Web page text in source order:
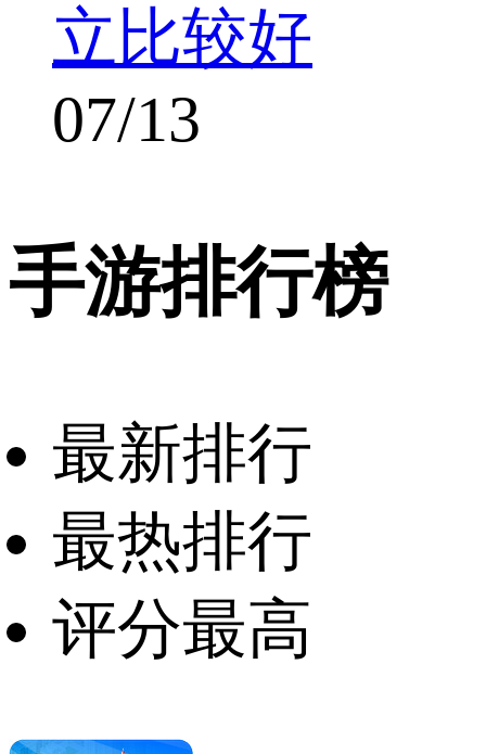
立比较好
07/13
手游排行榜
最新排行
最热排行
评分最高